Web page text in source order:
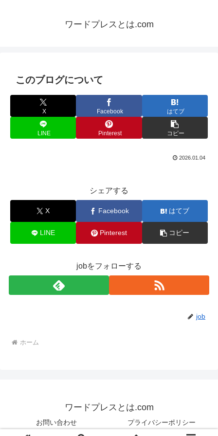
ワードプレスとは.com
このブログについて
X Facebook はてブ
LINE Pinterest コピー
2026.01.04
シェアする
X Facebook はてブ
LINE Pinterest コピー
jobをフォローする
job
ホーム
ワードプレスとは.com
お問い合わせ プライバシーポリシー